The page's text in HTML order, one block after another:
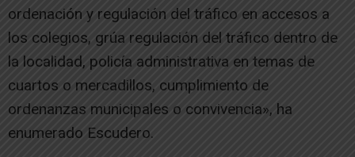
ordenación y regulación del tráfico en accesos a
los colegios, grúa regulación del tráfico dentro de
la localidad, policía administrativa en temas de
cuartos o mercadillos, cumplimiento de
ordenanzas municipales o convivencia», ha
enumerado Escudero.